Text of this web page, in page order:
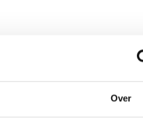
Over
gedragen worden aan het
accessoires.